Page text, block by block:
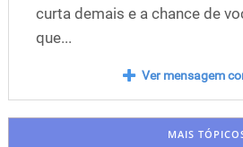
curta demais e a chance de
que...
Ver mensagem
MAIS